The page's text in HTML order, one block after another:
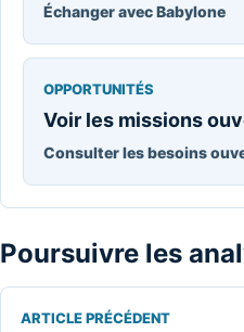
Échanger avec Babylone
OPPORTUNITÉS
Voir les missions
Consulter les besoins
Poursuivre les
ARTICLE PRÉCÉDENT